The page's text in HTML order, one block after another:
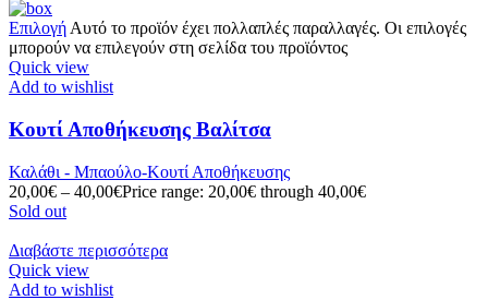
Επιλογή Αυτό το προϊόν έχει πολλαπλές παραλλαγές. Οι επιλογές
μπορούν να επιλεγούν στη σελίδα του προϊόντος
Quick view
Add to wishlist
Κουτί Αποθήκευσης Βαλίτσα
Καλάθι - Μπαούλο-Κουτί Αποθήκευσης
20,00€ – 40,00€Price range: 20,00€ through 40,00€
Sold out
Διαβάστε περισσότερα
Quick view
Add to wishlist